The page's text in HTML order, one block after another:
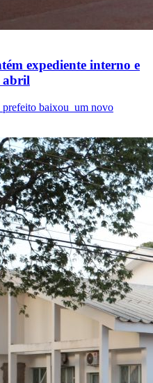
expediente interno e
abril
prefeito baixou um novo